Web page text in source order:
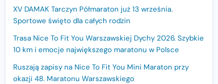
XV DAMAK Tarczyn Półmaraton już 13 września.
Sportowe święto dla całych rodzin
Trasa Nice To Fit You Warszawskiej Dychy 2026. Szybkie
10 km i emocje największego maratonu w Polsce
Ruszają zapisy na Nice To Fit You Mini Maraton przy
okazji 48. Maratonu Warszawskiego